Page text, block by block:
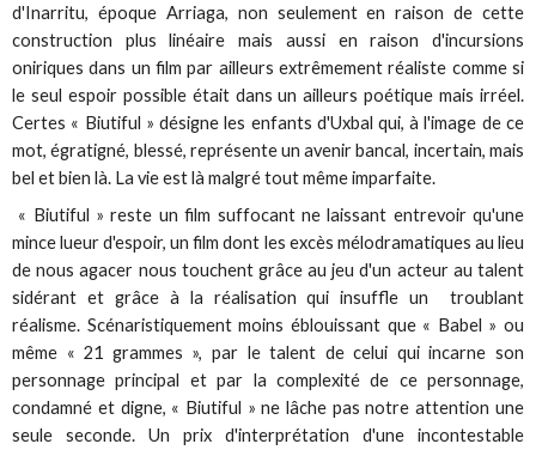
d'Inarritu, époque Arriaga, non seulement en raison de cette
construction plus linéaire mais aussi en raison d'incursions
oniriques dans un film par ailleurs extrêmement réaliste comme si
le seul espoir possible était dans un ailleurs poétique mais irréel.
Certes « Biutiful » désigne les enfants d'Uxbal qui, à l'image de ce
mot, égratigné, blessé, représente un avenir bancal, incertain, mais
bel et bien là. La vie est là malgré tout même imparfaite.
« Biutiful » reste un film suffocant ne laissant entrevoir qu'une
mince lueur d'espoir, un film dont les excès mélodramatiques au lieu
de nous agacer nous touchent grâce au jeu d'un acteur au talent
sidérant et grâce à la réalisation qui insuffle un troublant
réalisme. Scénaristiquement moins éblouissant que « Babel » ou
même « 21 grammes », par le talent de celui qui incarne son
personnage principal et par la complexité de ce personnage,
condamné et digne, « Biutiful » ne lâche pas notre attention une
seule seconde. Un prix d'interprétation d'une incontestable